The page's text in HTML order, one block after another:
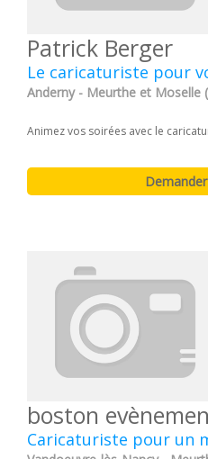
Patrick Berger
Le caricaturiste pour
Anderny - Meurthe et Moselle
Animez vos soirées avec le
boston
Caricaturiste pour un